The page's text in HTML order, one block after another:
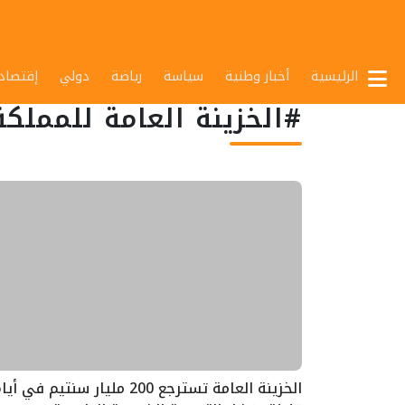
الرئيسية أخبار وطنية سياسة رياضة دولي إقتصاد
#الخزينة العامة
الخزينة العامة تسترجع 200 مليار سنتيم في